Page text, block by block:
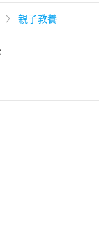
親子教養
理例外情事適用